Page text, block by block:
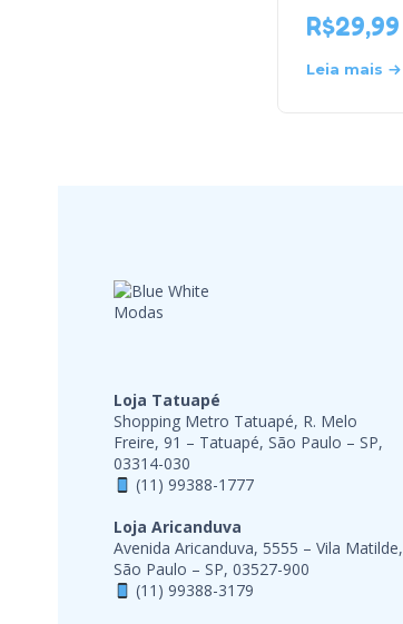
R$29,99
Leia mais
Loja Tatuapé
Shopping Metro Tatuapé, R. Melo
Freire, 91 – Tatuapé, São Paulo – SP,
03314-030
(11) 99388-1777
Loja Aricanduva
Avenida Aricanduva, 5555 – Vila Matilde,
São Paulo – SP, 03527-900
(11) 99388-3179